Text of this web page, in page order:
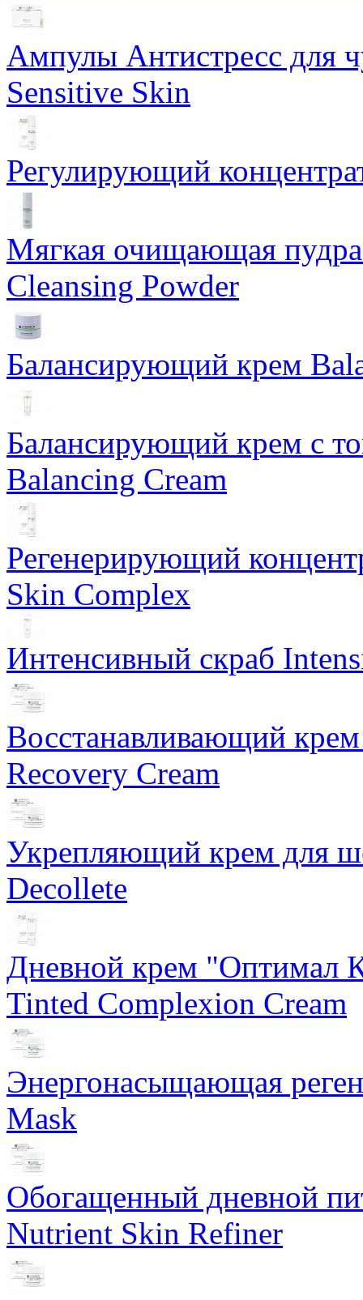
Ампулы Антистресс для
Sensitive Skin
Регулирующий
Мягкая очищающая
Cleansing Powder
Балансирующий крем
Балансирующий крем с
Balancing Cream
Регенерирующий
Skin Complex
Интенсивный скраб
Восстанавливающий
Recovery Cream
Укрепляющий крем для
Decollete
Дневной крем "Оптимал
Tinted Complexion Cream
Энергонасыщающая
Mask
Обогащенный дневной
Nutrient Skin Refiner